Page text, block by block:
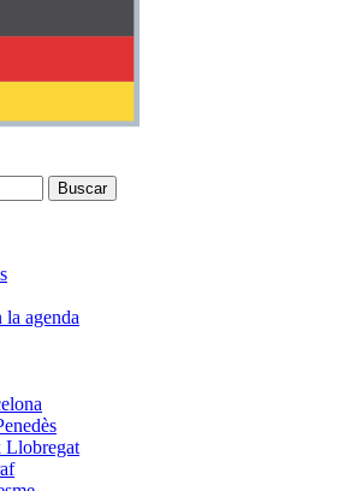
Buscar
la agenda
Llobregat